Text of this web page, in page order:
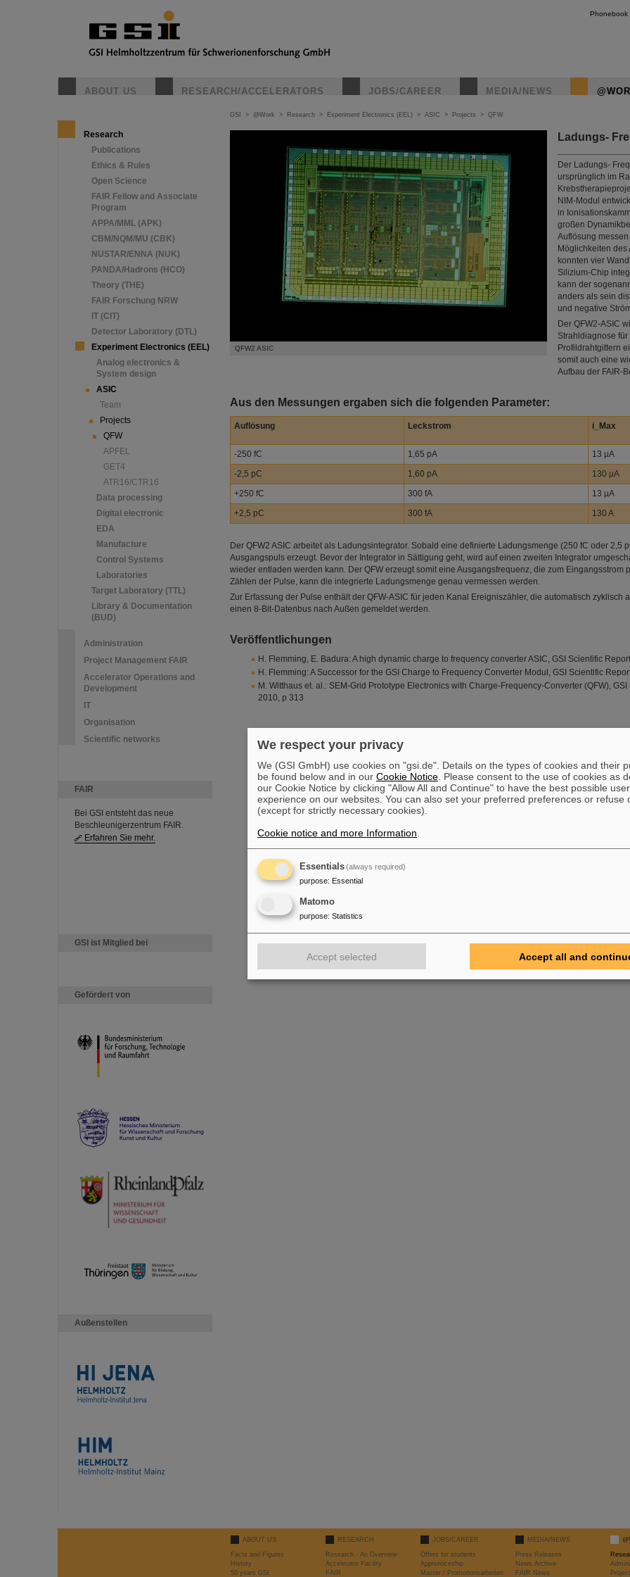
Phonebook
ABOUT US RESEARCH/ACCELERATORS JOBS/CAREER MEDIA/NEWS
Research
Publications
Ethics & Rules
Open Science
FAIR Fellow and Associate
Program
APPA/MML (APK)
CBM/NQM/MU (CBK)
NUSTAR/ENNA (NUK)
PANDA/Hadrons (HCO)
Theory (THE)
FAIR Forschung NRW
IT (CIT)
Detector Laboratory (DTL)
Experiment Electronics (EEL)
Analog electronics &
System design
ASIC
Team
Projects
QFW
APFEL
GET4
ATR16/CTR16
Data processing
Digital electronic
EDA
Manufacture
Control Systems
Laboratories
Target Laboratory (TTL)
Library & Documentation
(BUD)
Administration
Project Management FAIR
Accelerator Operations and
Development
IT
Organisation
Scientific networks
FAIR
Bei GSI entsteht das neue
Beschleunigerzentrum FAIR.
Erfahren Sie mehr.
GSI ist Mitglied bei
Gefördert von
Außenstellen
GSI > @Work > Research > Experiment Electronics (EEL) > ASIC > Projects > QFW
QFW2 ASIC
Ladungs-
Der Ladungs-
ursprünglich im
NIM-Modul
in
großen
Auflösung
Möglichkeiten des
konnten vier
Silizium-Chip
kann der
anders als sein
und negative
Der QFW2-ASIC
Strahldiagnose
Profildrahtgittern
somit auch eine
Aufbau der FAIR-
Aus den Messungen ergaben sich die folgenden Parameter:
Auflösung Leckstrom i_Max
-250 fC 1,65 pA
13 µA
-2,5 pC
1,60 pA
130 µA
+250 fC
300 fA
13 µA
+2,5 pC
300 fA 130 A
Der QFW2 ASIC arbeitet als Ladungsintegrator. Sobald eine definierte Ladungsmenge (250 fC oder 2,5
Ausgangspuls erzeugt. Bevor der Integrator in Sättigung geht, wird auf einen zweiten Integrator
wieder entladen werden kann. Der QFW erzeugt somit eine Ausgangsfrequenz, die zum Eingangsstrom
Zählen der Pulse, kann die integrierte Ladungsmenge genau vermessen werden.
Zur Erfassung der Pulse enthält der QFW-ASIC für jeden Kanal Ereigniszähler, die automatisch zyklisch
einen 8-Bit-Datenbus nach Außen gemeldet werden.
Veröffentlichungen
H. Flemming, E. Badura: A high dynamic charge to frequency converter ASIC, GSI Scientific
H. Flemming: A Successor for the GSI Charge to Frequency Converter Modul, GSI Scientific
M. Witthaus et. al.: SEM-Grid Prototype Electronics with Charge-Frequency-Converter (QFW),
2010, p 313
ABOUT US
Facts and Figures
History
50 years GSI
RESEARCH
Research - An Overview
Accelerator Facility
FAIR
JOBS/CAREER
Offers for students
Apprenticeship
Master / Promotionsarbeiten
MEDIA/NEWS
Press Releases
News Archive
FAIR News
We respect your privacy
We (GSI GmbH) use cookies on "gsi.de". Details on the types of cookies and their
be found below and in our Cookie Notice . Please consent to the use of cookies as
our Cookie Notice by clicking "Allow All and Continue" to have the best possible user
experience on our websites. You can also set your preferred preferences or refuse
(except for strictly necessary cookies).
Cookie notice and more Information
Essentials(always required)
purpose: Essential
Matomo
purpose: Statistics
Accept selected Accept all and